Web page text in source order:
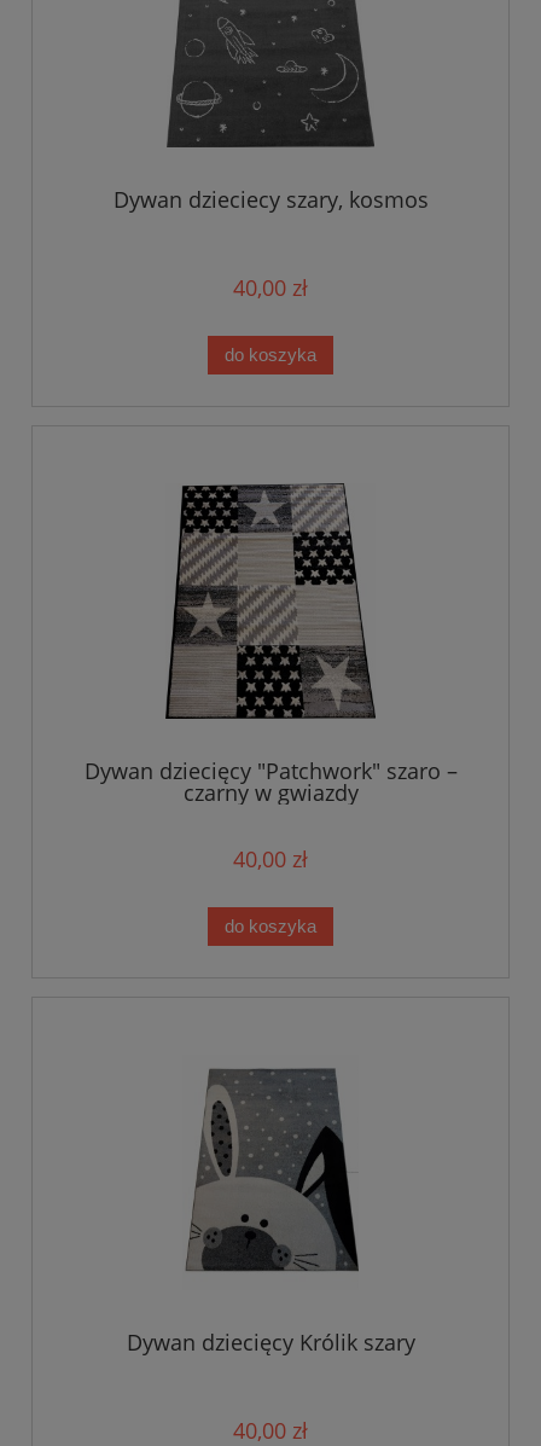
Dywan dzieciecy szary, kosmos
40,00 zł
do koszyka
Dywan dziecięcy "Patchwork" szaro –
czarny w gwiazdy
40,00 zł
do koszyka
Dywan dziecięcy Królik szary
40,00 zł